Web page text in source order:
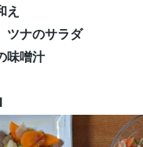
え
ナのサラダ
味噌汁